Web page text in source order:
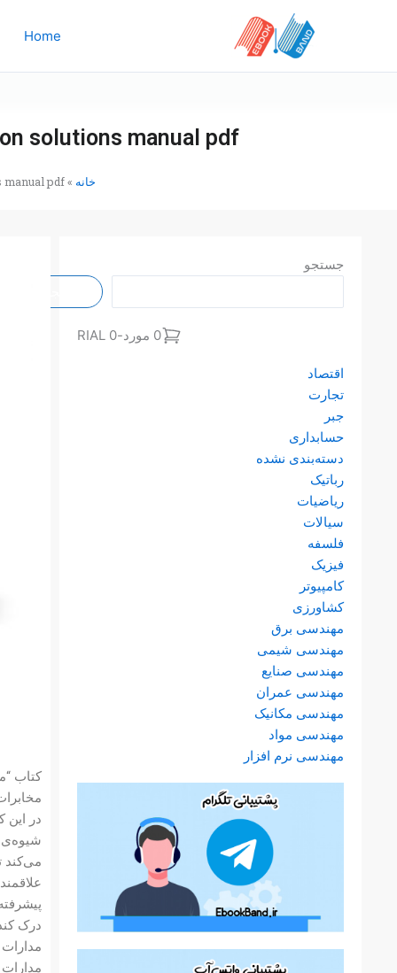
Home
solutions manual pdf
خانه »
pdf
جستجو
0 مورد -
0 RIAL
اقتصاد
تجارت
جبر
حسابداری
دسته‌بندی نشده
رباتیک
ریاضیات
سیالات
فلسفه
فیزیک
کامپیوتر
کشاورزی
مهندسی برق
مهندسی شیمی
مهندسی صنایع
مهندسی عمران
مهندسی مکانیک
مهندسی مواد
مهندسی نرم افزار
شیوه‌ی
می‌کند
درک